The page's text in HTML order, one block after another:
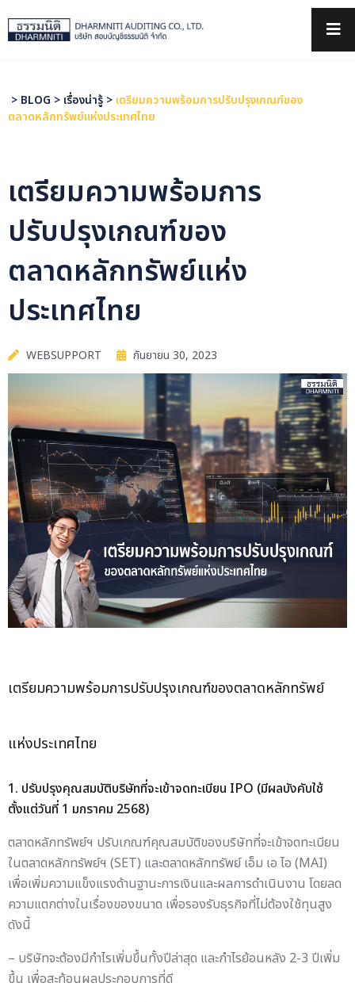
> BLOG > เรื่องน่ารู้ > เตรียมความพร้อมการปรับปรุงเกณฑ์ของ
ตลาดหลักทรัพย์แห่งประเทศไทย
เตรียมความพร้อมการ
ปรับปรุงเกณฑ์ของ
ตลาดหลักทรัพย์แห่ง
ประเทศไทย
WEBSUPPORT กันยายน 30, 2023
เตรียมความพร้อมการปรับปรุงเกณฑ์ของตลาดหลักทรัพย์
แห่งประเทศไทย
1. ปรับปรุงคุณสมบัติบริษัทที่จะเข้าจดทะเบียน IPO (มีผลบังคับใช้
ตั้งแต่วันที่ 1 มกราคม 2568)
ตลาดหลักทรัพย์ฯ ปรับเกณฑ์คุณสมบัติของบริษัทที่จะเข้าจดทะเบียน
ในตลาดหลักทรัพย์ฯ (SET) และตลาดหลักทรัพย์ เอ็ม เอ ไอ (MAI)
เพื่อเพิ่มความแข็งแรงด้านฐานะการเงินและผลการดำเนินงาน โดยลด
ความแตกต่างในเรื่องของขนาด เพื่อรองรับธุรกิจที่ไม่ต้องใช้ทุนสูง
ดังนี้
– บริษัทจะต้องมีกำไรเพิ่มขึ้นทั้งปีล่าสุด และกำไรย้อนหลัง 2-3 ปีเพิ่ม
ขึ้น เพื่อสะท้อนผลประกอบการที่ดี
×